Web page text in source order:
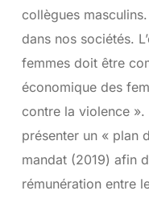
collègues
dans nos sociétés.
femmes doit être
économique des
contre la violence
présenter un « plan
mandat (2019) afin
rémunération entre